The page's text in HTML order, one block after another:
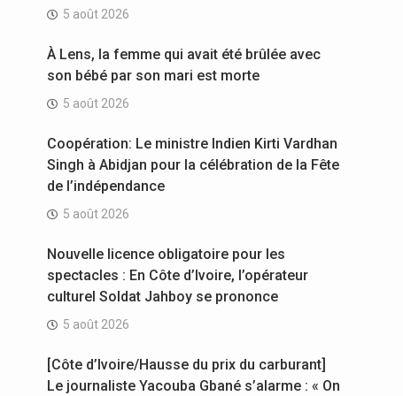
5 août 2026
À Lens, la femme qui avait été brûlée avec
son bébé par son mari est morte
5 août 2026
Coopération: Le ministre Indien Kirti Vardhan
Singh à Abidjan pour la célébration de la Fête
de l’indépendance
5 août 2026
Nouvelle licence obligatoire pour les
spectacles : En Côte d’Ivoire, l’opérateur
culturel Soldat Jahboy se prononce
5 août 2026
[Côte d’Ivoire/Hausse du prix du carburant]
Le journaliste Yacouba Gbané s’alarme : « On